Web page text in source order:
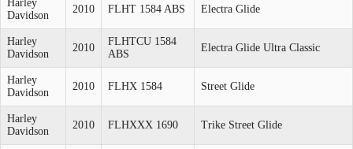
Harley
Davidson
2010 FLHT 1584 ABS Electra Glide
Harley
Davidson
2010
FLHTCU 1584
ABS
Electra Glide Ultra Classic
Harley
Davidson
2010 FLHX 1584 Street Glide
Harley
Davidson
2010 FLHXXX 1690 Trike Street Glide